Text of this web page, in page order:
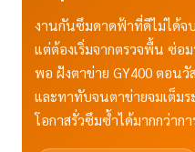
งานกันซึมดาดฟ้าที่ดีไม่ได้จ
แต่ต้องเริ่มจากตรวจพื้น ซ่อ
พอ ฝังตาข่าย GY400 ตอนวั
และทาทับจนตาข่ายจมเต็ม
โอกาสรั่วซึมซ้ำได้มากกว่าก